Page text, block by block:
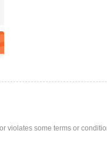
violates some terms or